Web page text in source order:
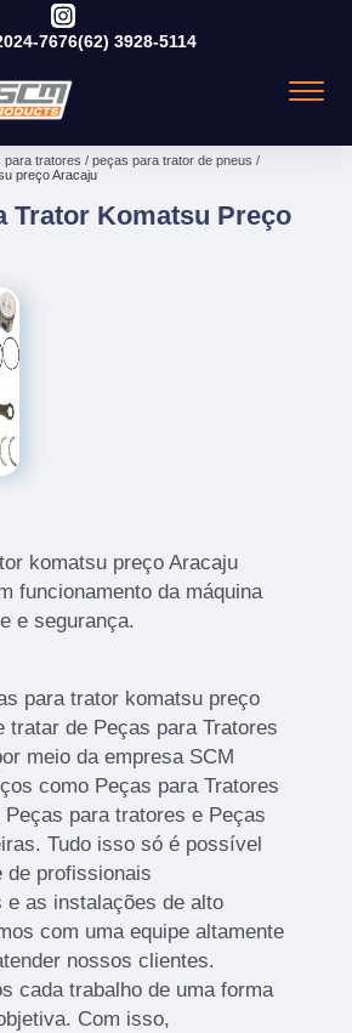
7676(62) 3928-5114
para tratores
peças para trator de pneus
preço Aracaju
Trator Komatsu Preço
komatsu preço Aracaju
funcionamento da máquina
e segurança.
para trator komatsu preço
tratar de Peças para Tratores
meio da empresa SCM
como Peças para Tratores
Peças para tratores e Peças
Tudo isso só é possível
de profissionais
e as instalações de alto
com uma equipe altamente
nossos clientes.
cada trabalho de uma forma
Com isso,